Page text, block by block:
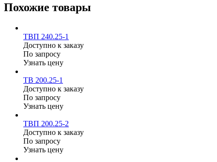
Похожие товары
ТВП 240.25-1
Доступно к заказу
По запросу
Узнать цену
ТВ 200.25-1
Доступно к заказу
По запросу
Узнать цену
ТВП 200.25-2
Доступно к заказу
По запросу
Узнать цену